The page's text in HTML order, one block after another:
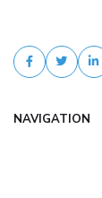
NAVIGATION